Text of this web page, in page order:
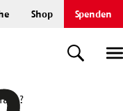
Shop Spenden
Suche